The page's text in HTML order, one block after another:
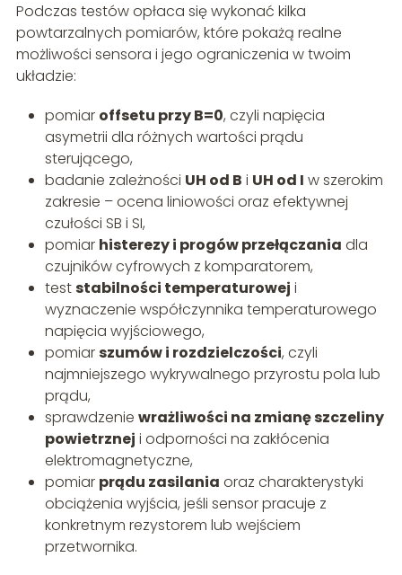
Podczas testów opłaca się wykonać kilka
powtarzalnych pomiarów, które pokażą realne
możliwości sensora i jego ograniczenia w twoim
układzie:
pomiar offsetu przy B=0, czyli napięcia
asymetrii dla różnych wartości prądu
sterującego,
badanie zależności UH od B i UH od I w szerokim
zakresie – ocena liniowości oraz efektywnej
czułości SB i SI,
pomiar histerezy i progów przełączania dla
czujników cyfrowych z komparatorem,
teststabilności temperaturowej i
wyznaczenie współczynnika temperaturowego
napięcia wyjściowego,
pomiarszumów i rozdzielczości, czyli
najmniejszego wykrywalnego przyrostu pola lub
prądu,
sprawdzenie wrażliwości na zmianę szczeliny
powietrznej i odporności na zakłócenia
elektromagnetyczne,
pomiar prądu zasilania oraz charakterystyki
obciążenia wyjścia, jeśli sensor pracuje z
konkretnym rezystorem lub wejściem
przetwornika.